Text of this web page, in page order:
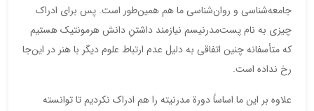
جامعه‌شناسی و روان‌شناسی ما هم همین‌طور است. پس برای ادراک
چیزی به نام پست‌مدرنیسم نیازمند داشتنِ دانش هرمونتیک هستیم
که متأسفانه چنین اتفاقی به دلیل عدم ارتباط علوم دیگر با هنر در این‌جا
رخ نداده است.
علاوه بر این ما اساساً دورة مدرنیته را هم ادراک نکردیم تا توانسته